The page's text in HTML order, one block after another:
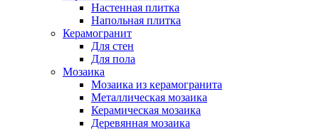
Настенная плитка
Напольная плитка
Керамогранит
Для стен
Для пола
Мозаика
Мозаика из керамогранита
Металлическая мозаика
Керамическая мозаика
Деревянная мозаика